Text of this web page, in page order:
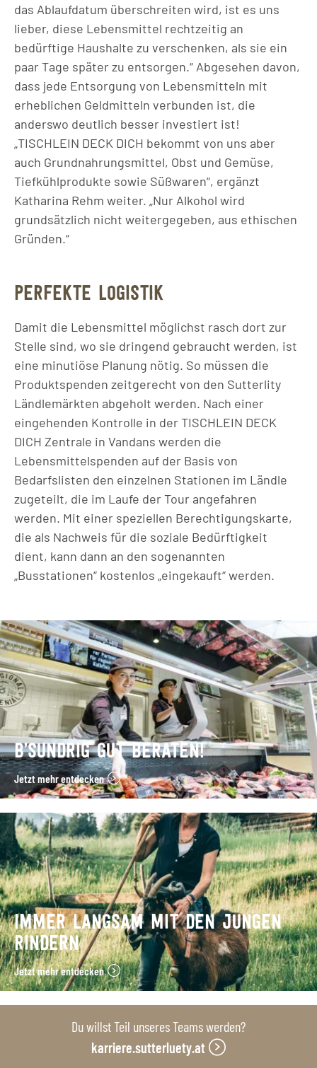
das Ablaufdatum überschreiten wird, ist es uns
lieber, diese Lebensmittel rechtzeitig an
bedürftige Haushalte zu verschenken, als sie ein
paar Tage später zu entsorgen.“ Abgesehen davon,
dass jede Entsorgung von Lebensmitteln mit
erheblichen Geldmitteln verbunden ist, die
anderswo deutlich besser investiert ist!
„TISCHLEIN DECK DICH bekommt von uns aber
auch Grundnahrungsmittel, Obst und Gemüse,
Tiefkühlprodukte sowie Süßwaren“, ergänzt
Katharina Rehm weiter. „Nur Alkohol wird
grundsätzlich nicht weitergegeben, aus ethischen
Gründen.“
PERFEKTE LOGISTIK
Damit die Lebensmittel möglichst rasch dort zur
Stelle sind, wo sie dringend gebraucht werden, ist
eine minutiöse Planung nötig. So müssen die
Produktspenden zeitgerecht von den Sutterlity
Ländlemärkten abgeholt werden. Nach einer
eingehenden Kontrolle in der TISCHLEIN DECK
DICH Zentrale in Vandans werden die
Lebensmittelspenden auf der Basis von
Bedarfslisten den einzelnen Stationen im Ländle
zugeteilt, die im Laufe der Tour angefahren
werden. Mit einer speziellen Berechtigungskarte,
die als Nachweis für die soziale Bedürftigkeit
dient, kann dann an den sogenannten
„Busstationen“ kostenlos „eingekauft“ werden.
B’SUNDRIG GUT BERATEN!
Jetzt mehr entdecken
IMMER LANGSAM MIT DEN JUNGEN
RINDERN
Jetzt mehr entdecken
Du willst Teil unseres Teams werden?
karriere.sutterluety.at